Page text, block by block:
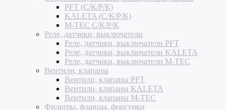
PFT (С/К/Р/К)
KALETA (С/К/Р/К)
M-TEC С/К/Р/К
Реле, датчики, выключатели
Реле, датчики, выключатели PFT
Реле, датчики, выключатели KALETA
Реле, датчики, выключатели M-TEC
Вентили, клапаны
Вентили, клапаны PFT
Вентили, клапаны KALETA
Вентили, клапаны M-TEC
Фильтры, фланцы, форсунки